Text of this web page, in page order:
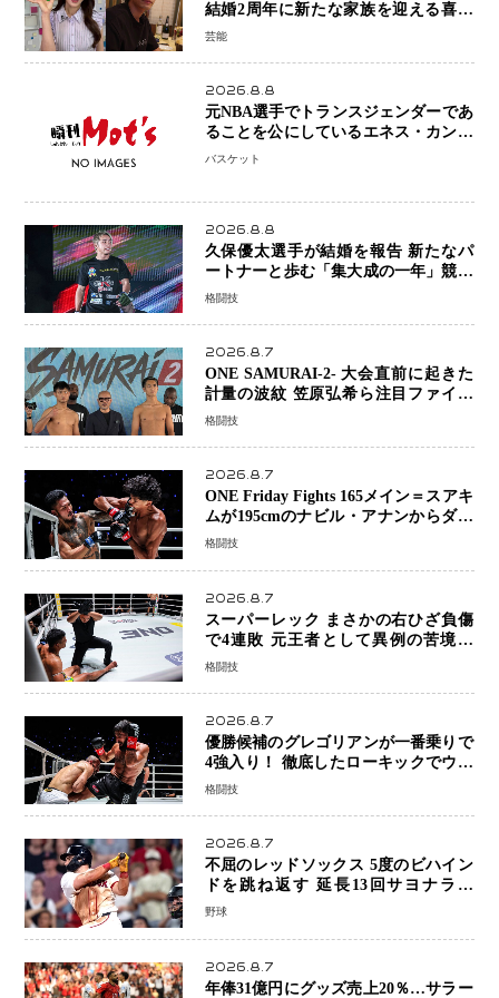
結婚2周年に新たな家族を迎える喜び
を報告 夫・岸田タツヤさんと連名
芸能
2026.8.8
元NBA選手でトランスジェンダーであ
ることを公にしているエネス・カンタ
ーがWNBAドラフト参戦を表明「参加
バスケット
2026.8.8
久保優太選手が結婚を報告 新たなパ
ートナーと歩む「集大成の一年」競技
生活を支える存在に感謝
格闘技
2026.8.7
ONE SAMURAI-2- 大会直前に起きた
計量の波紋 笠原弘希ら注目ファイタ
ーは契約体重で決戦へ、山本歩夢と平
格闘技
2026.8.7
ONE Friday Fights 165メイン＝スアキ
ムが195cmのナビル・アナンからダウ
ン奪取！猛反撃を耐え抜き判定勝利、
格闘技
2026.8.7
スーパーレック まさかの右ひざ負傷
で4連敗 元王者として異例の苦境…
「アクシデント」でも消えない危険信
格闘技
2026.8.7
優勝候補のグレゴリアンが一番乗りで
4強入り！ 徹底したローキックでウス
ビャンを攻略、判定勝利
格闘技
2026.8.7
不屈のレッドソックス 5度のビハイン
ドを跳ね返す 延長13回サヨナラ勝
ち 吉田正尚選手も2安打1打点で貢献 4
野球
2026.8.7
年俸31億円にグッズ売上20％…サラー